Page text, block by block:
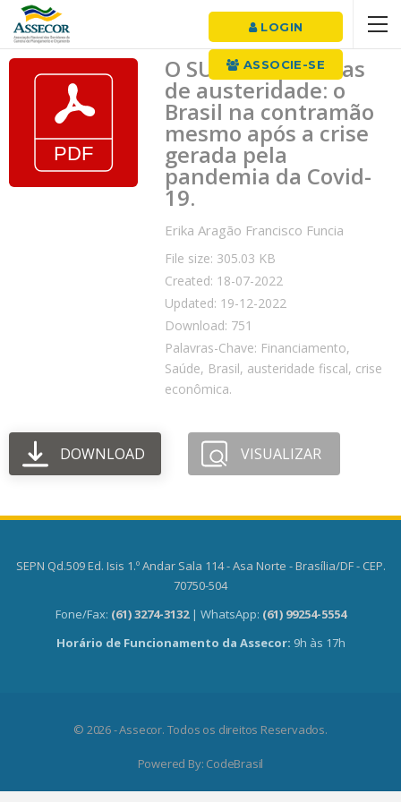
LOGIN
ASSOCIE-SE
O SUS e as políticas
de austeridade: o
Brasil na contramão
mesmo após a crise
gerada pela
pandemia da Covid-
19.
Erika Aragão Francisco Funcia
File size: 305.03 KB
Created: 18-07-2022
Updated: 19-12-2022
Download: 751
Palavras-Chave: Financiamento,
Saúde, Brasil, austeridade fiscal, crise
econômica.
DOWNLOAD VISUALIZAR
SEPN Qd.509 Ed. Isis 1.º Andar Sala 114 - Asa Norte - Brasília/DF - CEP.
70750-504
Fone/Fax: (61) 3274-3132 | WhatsApp: (61) 99254-5554
Horário de Funcionamento da Assecor: 9h às 17h
© 2026 - Assecor. Todos os direitos Reservados.
Powered By: CodeBrasil